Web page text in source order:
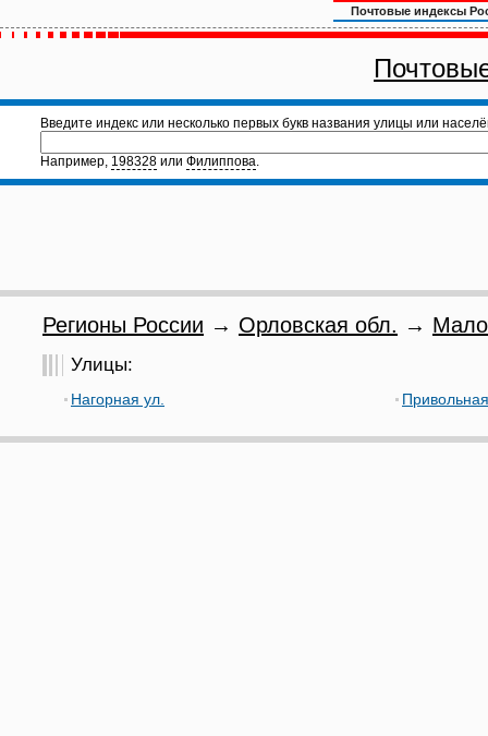
Почтовые индексы
Введите индекс или несколько первых букв названия улицы или
Например, 198328 или Филиппова.
Регионы России → Орловская обл. →
Улицы:
Нагорная ул.